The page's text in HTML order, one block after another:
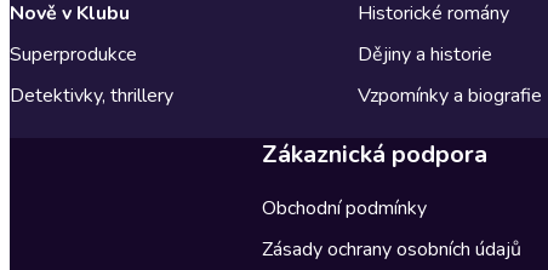
Nově v Klubu
Superprodukce
Detektivky, thrillery
Historické romány
Dějiny a historie
Vzpomínky a biografie
Zákaznická podpora
Obchodní podmínky
Zásady ochrany osobních údajů